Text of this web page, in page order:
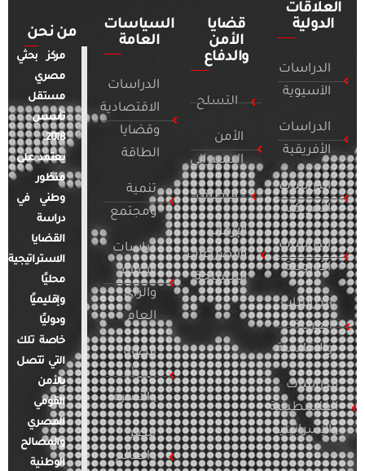
العلاقات
الدولية
الدراسات
الآسيوية
الدراسات
الأفريقية
الدراسات
الأمريكية
الدراسات
الأوروبية
الدراسات
العربية
والإقليمية
الدراسات
الفلسطينية
والإسرائيلية
قضايا
الأمن
والدفاع
التسلح
الأمن
السيبراني
التطرف
الإرهاب
والصراعات
المسلحة
السياسات
العامة
الدراسات
الاقتصادية
وقضايا
الطاقة
تنمية
ومجتمع
دراسات
الإعلام
والرأي
العام
قضايا
المرأة
والأسرة
مصر
والعالم
من نحن
مركز بحثي
مصري
مستقل
تأسس
2018.
يعتمد على
منظور
وطني في
دراسة
القضايا
الاستراتيجية
محليًا
وإقليميًا
ودوليًا
خاصة تلك
التي تتصل
بالأمن
القومي
المصري
والمصالح
الوطنية